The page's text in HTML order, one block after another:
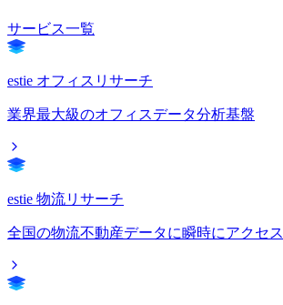
サービス一覧
estie オフィスリサーチ
業界最大級のオフィスデータ分析基盤
estie 物流リサーチ
全国の物流不動産データに瞬時にアクセス